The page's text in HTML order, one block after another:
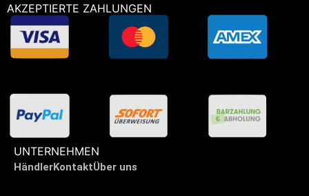
AKZEPTIERTE ZAHLUNGEN
UNTERNEHMEN
HändlerKontaktÜber uns